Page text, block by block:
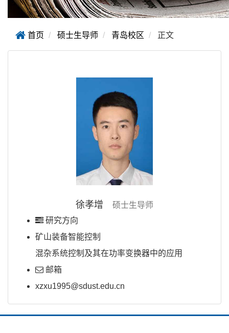
首页 硕士生导师 青岛校区 正文
徐孝增 硕士生导师
研究方向
矿山装备智能控制
混杂系统控制及其在功率变换器中的应用
邮箱
xzxu1995@sdust.edu.cn